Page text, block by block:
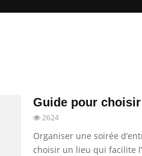
Guide pour choisir
2624
Organiser une soirée
choisir un lieu qui facilite